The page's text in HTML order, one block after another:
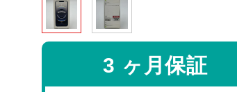
3 ヶ月保証